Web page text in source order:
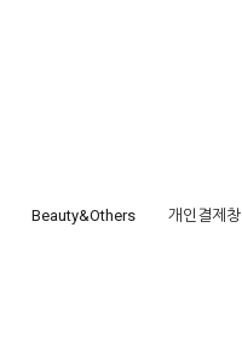
Beauty&Others 개인결제창